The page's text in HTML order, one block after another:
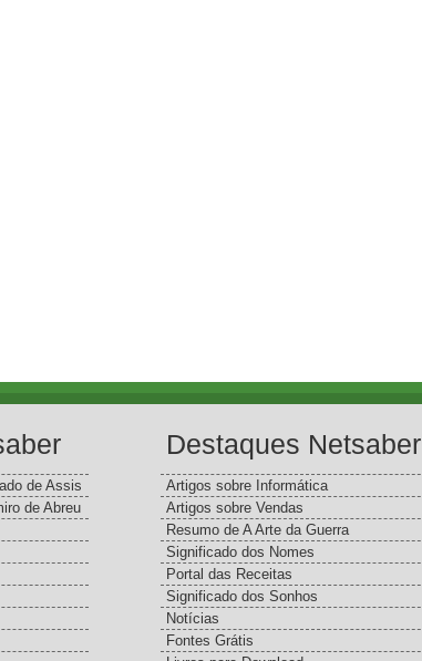
de Assis
de Abreu
Destaques Netsaber
Artigos sobre Informática
Artigos sobre Vendas
Resumo de A Arte da Guerra
Significado dos Nomes
Portal das Receitas
Significado dos Sonhos
Notícias
Fontes Grátis